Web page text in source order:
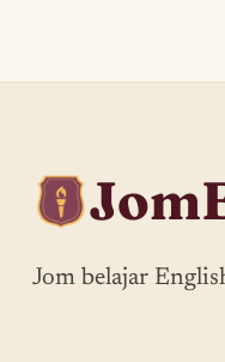
Jom belajar